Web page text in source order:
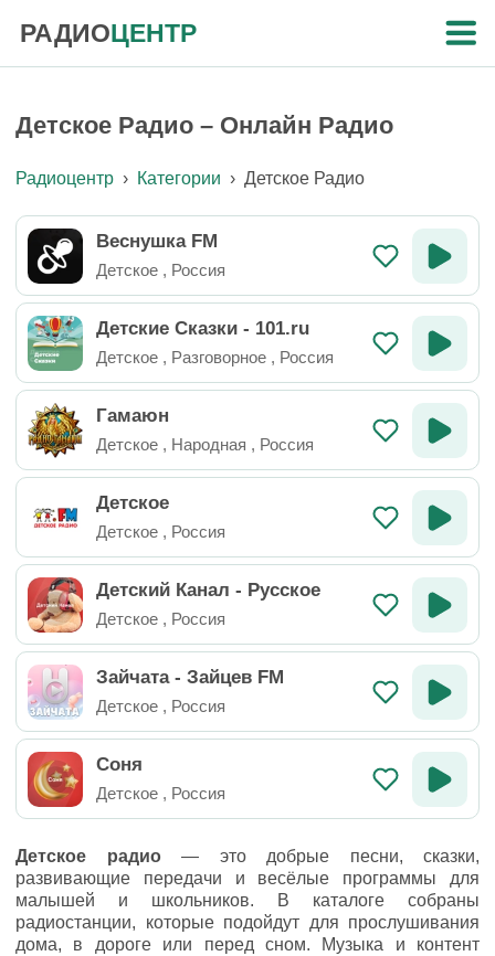
РАДИОЦЕНТР
Детское Радио – Онлайн Радио
Радиоцентр › Категории › Детское Радио
Веснушка FM
Детское , Россия
Детские Сказки - 101.ru
Детское , Разговорное , Россия
Гамаюн
Детское , Народная , Россия
Детское
Детское , Россия
Детский Канал - Русское
Детское , Россия
Зайчата - Зайцев FM
Детское , Россия
Соня
Детское , Россия
Детское радио— это добрые песни, сказки,
развивающие передачи и весёлые программы для
малышей и школьников. В каталоге собраны
радиостанции, которые подойдут для прослушивания
дома, в дороге или перед сном. Музыка и контент